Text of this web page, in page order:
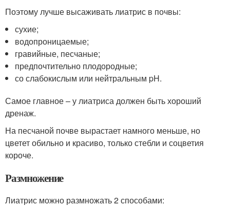
Поэтому лучше высаживать лиатрис в почвы:
сухие;
водопроницаемые;
гравийные, песчаные;
предпочтительно плодородные;
со слабокислым или нейтральным pH.
Самое главное – у лиатриса должен быть хороший
дренаж.
На песчаной почве вырастает намного меньше, но
цветет обильно и красиво, только стебли и соцветия
короче.
Размножение
Лиатрис можно размножать 2 способами: